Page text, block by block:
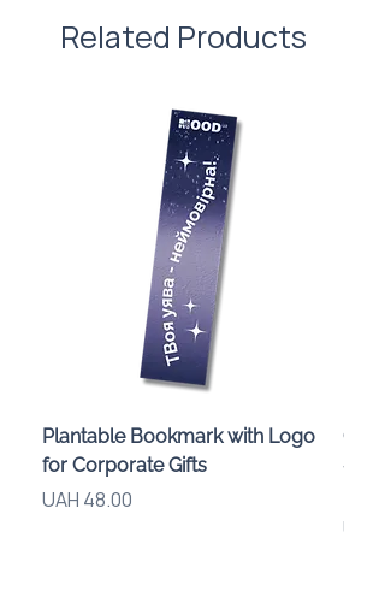
Related Products
Plantable Bookmark with Logo
for Corporate Gifts
Price
UAH 48.00
Price
UAH